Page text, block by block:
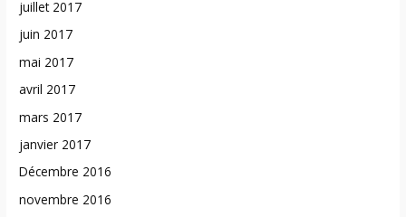
juillet 2017
juin 2017
mai 2017
avril 2017
mars 2017
janvier 2017
Décembre 2016
novembre 2016